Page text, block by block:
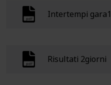
Intertempi gara1
Risultati 2giorni